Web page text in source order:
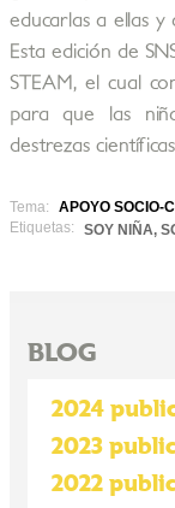
educarlas a ellas y
Esta edición de
STEAM, el cual
para que las
destrezas
Tema:
APOYO SOCIO-
Etiquetas:
SOY NIÑA,
BLOG
2024
2023
2022